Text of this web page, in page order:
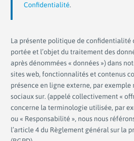
Confidentialité.
La présente politique de confidentialité
portée et l’objet du traitement des
après dénommées « données ») dans
sites web, fonctionnalités et contenus
présence en ligne externe, par exemple
sociaux sur. (appelé collectivement «
concerne la terminologie utilisée, par
ou « Responsabilité », nous nous
l’article 4 du Règlement général sur la